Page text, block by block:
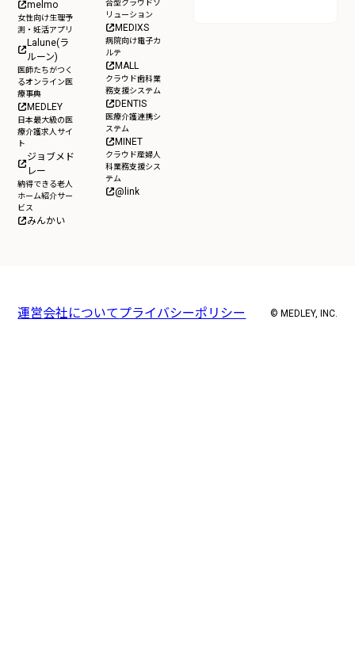
melmo
女性向け生理予
測・妊活アプリ
Lalune(ラ
ルーン)
医師たちがつく
るオンライン医
療事典
MEDLEY
日本最大級の医
療介護求人サイ
ト
ジョブメド
レー
納得できる老人
ホーム紹介サー
ビス
みんかい
合型クラウドソ
リューション
MEDIXS
病院向け電子カ
ルテ
MALL
クラウド歯科業
務支援システム
DENTIS
医療介護連携シ
ステム
MINET
クラウド産婦人
科業務支援シス
テム
@link
運営会社について プライバシーポリシー © MEDLEY, INC.